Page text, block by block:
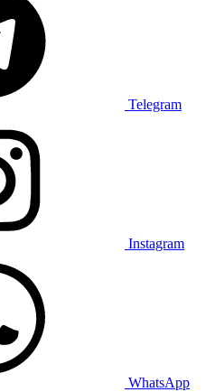
Telegram
Instagram
WhatsApp